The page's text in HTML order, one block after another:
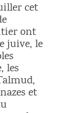
cet
ont
juive, le
les
et